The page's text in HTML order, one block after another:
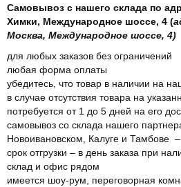
Самовывоз с нашего склада по
Химки, Международное шоссе, 4 (
Москва, Международное шоссе, 4)
для любых заказов без ограничений
любая форма оплаты
убедитесь, что товар в наличии на
в случае отсутствия товара на
потребуется от 1 до 5 дней на его
самовывоз со склада нашего
Новоивановском, Калуге и Тамбове –
срок отгрузки – в день заказа при
склад и офис рядом
имеется шоу-рум, переговорная